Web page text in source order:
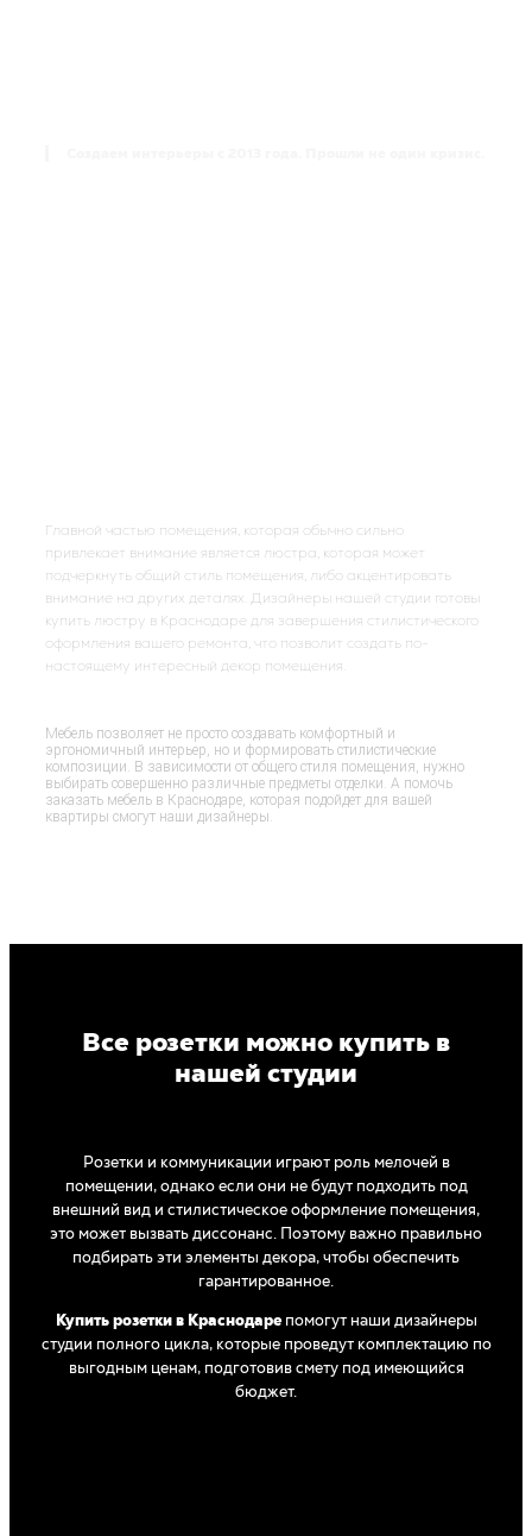
Главной частью помещения, которая обычно сильно
привлекает внимание является люстра, которая может
подчеркнуть общий стиль помещения, либо акцентировать
внимание на других деталях. Дизайнеры нашей студии готовы
купить люстру в Краснодаре для завершения стилистического
оформления вашего ремонта, что позволит создать по-
настоящему интересный декор помещения.
Мебель позволяет не просто создавать комфортный и
эргономичный интерьер, но и формировать стилистические
композиции. В зависимости от общего стиля помещения, нужно
выбирать совершенно различные предметы отделки. А помочь
заказать мебель в Краснодаре, которая подойдет для вашей
квартиры смогут наши дизайнеры.
Все розетки можно купить в
нашей студии
Розетки и коммуникации играют роль мелочей в
помещении, однако если они не будут подходить под
внешний вид и стилистическое оформление помещения,
это может вызвать диссонанс. Поэтому важно правильно
подбирать эти элементы декора, чтобы обеспечить
гарантированное.
Купить розетки в Краснодарепомогут наши дизайнеры
студии полного цикла, которые проведут комплектацию по
выгодным ценам, подготовив смету под имеющийся
бюджет.